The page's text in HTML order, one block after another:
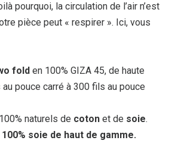
pourquoi, la circulation de l’air n’est
pièce peut « respirer ». Ici, vous
fold en 100% GIZA 45, de haute
pouce carré à 300 fils au pouce
naturels de coton et de soie.
100% soie de haut de gamme.